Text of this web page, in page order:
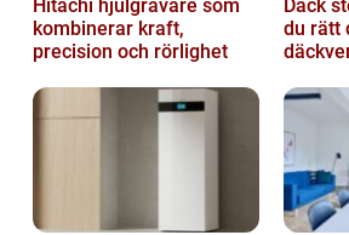
Hitachi hjulgrävare som
kombinerar kraft,
precision och rörlighet
Däck
du rätt